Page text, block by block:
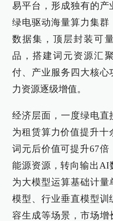
易平台，形成独有的
绿电驱动海量算力集群
数据集，顶层封装可
品，搭建词元资源汇
付、产业服务四大核
力资源逐级增值。
经济层面，一度绿电
为租赁算力价值提升
词元后价值可提升67
能源资源，转向输出AI
为大模型运算基础计
模型、行业垂直模型训
容生成等场景，市场增